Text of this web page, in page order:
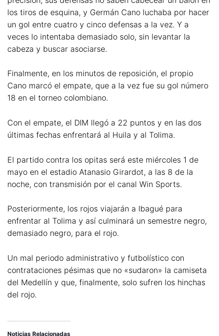
los tiros de esquina, y Germán Cano luchaba por hacer
un gol entre cuatro y cinco defensas a la vez. Y a
veces lo intentaba demasiado solo, sin levantar la
cabeza y buscar asociarse.
Finalmente, en los minutos de reposición, el propio
Cano marcó el empate, que a la vez fue su gol número
18 en el torneo colombiano.
Con el empate, el DIM llegó a 22 puntos y en las dos
últimas fechas enfrentará al Huila y al Tolima.
El partido contra los opitas será este miércoles 1 de
mayo en el estadio Atanasio Girardot, a las 8 de la
noche, con transmisión por el canal Win Sports.
Posteriormente, los rojos viajarán a Ibagué para
enfrentar al Tolima y así culminará un semestre negro,
demasiado negro, para el rojo.
Un mal periodo administrativo y futbolístico con
contrataciones pésimas que no «sudaron» la camiseta
del Medellín y que, finalmente, solo sufren los hinchas
del rojo.
Noticias Relacionadas